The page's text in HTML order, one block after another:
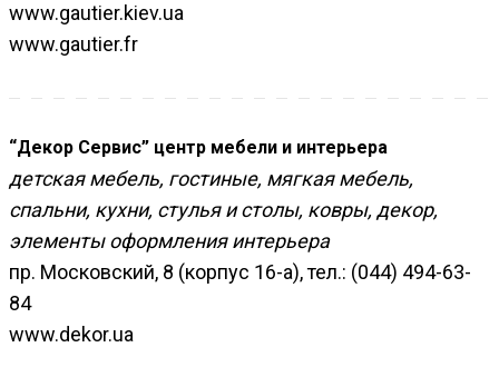
www.gautier.kiev.ua
www.gautier.fr
“Декор Сервис” центр мебели и интерьера
детская мебель, гостиные, мягкая мебель,
спальни, кухни, стулья и столы, ковры, декор,
элементы оформления интерьера
пр. Московский, 8 (корпус 16-а), тел.: (044) 494-63-
84
www.dekor.ua